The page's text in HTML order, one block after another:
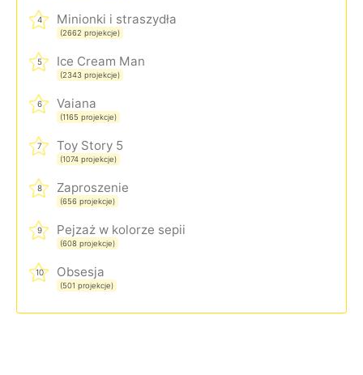
4 Minionki i straszydła
(2662 projekcje)
5 Ice Cream Man
(2343 projekcje)
6 Vaiana
(1165 projekcje)
7 Toy Story 5
(1074 projekcje)
8 Zaproszenie
(656 projekcje)
9 Pejzaż w kolorze sepii
(608 projekcje)
10 Obsesja
(501 projekcje)